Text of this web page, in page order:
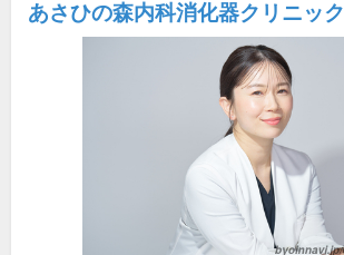
あさひの森内科消化器クリニック